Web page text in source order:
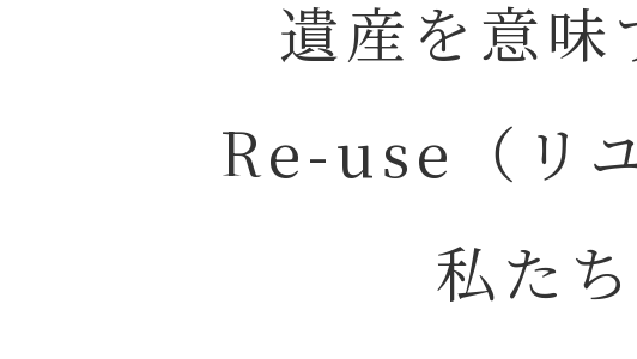
遺産を意味
Re-use（リ
私た